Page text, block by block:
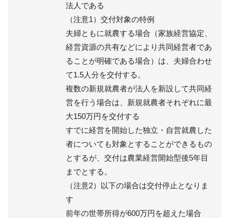
法人である
（注意1）交付対象の特例
夫婦ともに就農する場合（家族経営協定、
経営資源の共有などにより共同経営者であ
ることが明確である場合）は、夫婦合わせ
て1.5人分を交付する。
複数の新規就農者が法人を新設して共同経
営を行う場合は、新規就農者それぞれに最
大150万円を交付する
すでに経営を開始した独立・自営就農した
者についても対象とすることができるもの
とするが、交付は農業経営開始型後5年目
までとする。
（注意2）以下の場合は交付停止となりま
す
前年の世帯所得が600万円を超えた場合